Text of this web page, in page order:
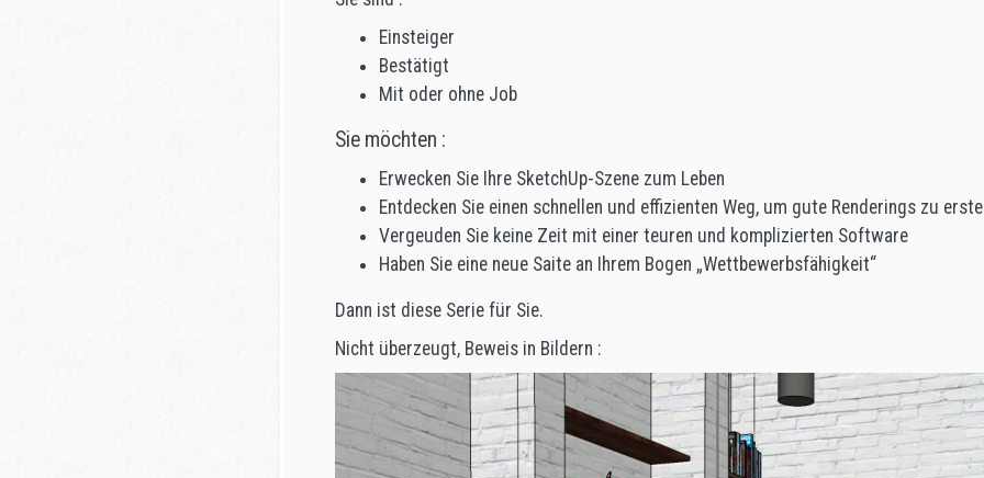
Einsteiger
Bestätigt
Mit oder ohne Job
Sie möchten :
Erwecken Sie Ihre SketchUp-Szene zum Leben
Entdecken Sie einen schnellen und effizienten Weg, um gute Renderings zu
Vergeuden Sie keine Zeit mit einer teuren und komplizierten Software
Haben Sie eine neue Saite an Ihrem Bogen „Wettbewerbsfähigkeit“
Dann ist diese Serie für Sie.
Nicht überzeugt, Beweis in Bildern :